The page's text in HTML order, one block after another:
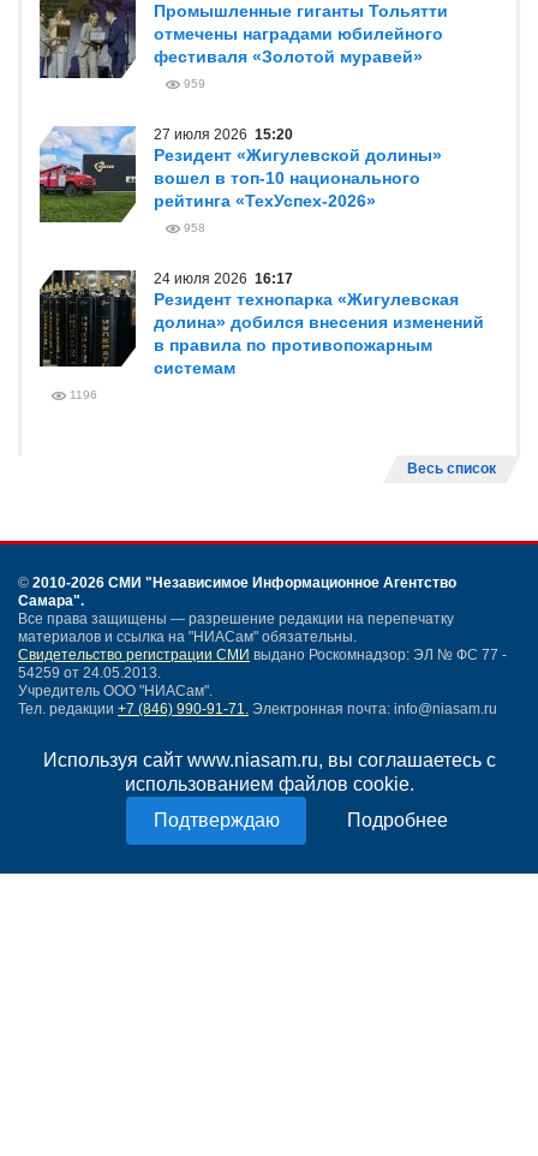
Используя сайт www.niasam.ru, вы соглашаетесь с
использованием файлов cookie.
Подробнее
Промышленные гиганты Тольятти
отмечены наградами юбилейного
фестиваля «Золотой муравей»
959
27 июля 2026 15:20
Резидент «Жигулевской долины»
вошел в топ-10 национального
рейтинга «ТехУспех-2026»
958
24 июля 2026 16:17
Резидент технопарка «Жигулевская
долина» добился внесения изменений
в правила по противопожарным
системам
1196
Весь список
© 2010-2026 СМИ "Независимое Информационное Агентство
Самара".
Все права защищены — разрешение редакции на перепечатку
материалов и ссылка на "НИАСам" обязательны.
Свидетельство регистрации СМИ выдано Роскомнадзор: ЭЛ № ФС 77 -
54259 от 24.05.2013.
Учредитель ООО "НИАСам".
Тел. редакции +7 (846) 990-91-71. Электронная почта: info@niasam.ru
Карта сайта
Нашли ошибку?
Политика конфиденциальности
Согласие на обработку персональных данных